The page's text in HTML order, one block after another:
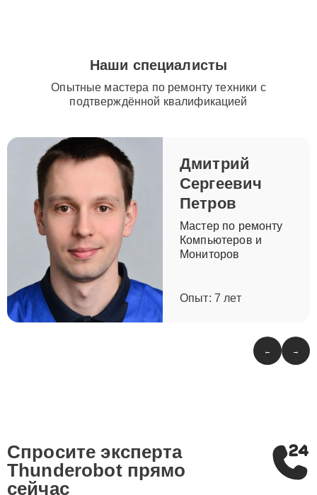
Наши специалисты
Опытные мастера по ремонту техники с
подтверждённой квалификацией
Дмитрий
Сергеевич
Петров
Мастер по ремонту
Компьютеров и
Мониторов
Опыт: 7 лет
← →
Спросите эксперта
Thunderobot прямо
сейчас